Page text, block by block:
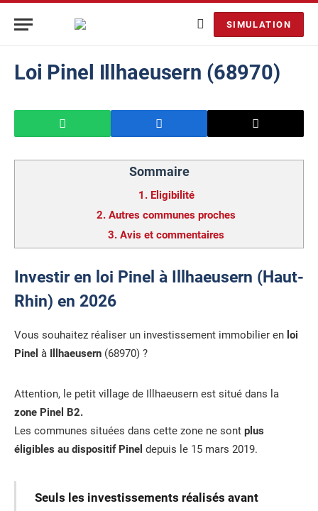
SIMULATION
Loi Pinel Illhaeusern (68970)
Sommaire
1. Eligibilité
2. Autres communes proches
3. Avis et commentaires
Investir en loi Pinel à Illhaeusern (Haut-
Rhin) en 2026
Vous souhaitez réaliser un investissement immobilier en loi
Pinel à Illhaeusern (68970) ?
Attention, le petit village de Illhaeusern est situé dans la
zone Pinel B2.
Les communes situées dans cette zone ne sont plus
éligibles au dispositif Pinel depuis le 15 mars 2019.
Seuls les investissements réalisés avant